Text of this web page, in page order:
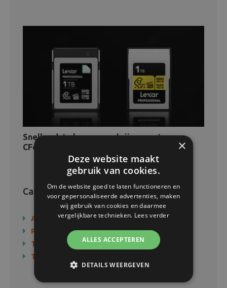
Sneller data lezen en schrijven met
CFexpress-geheugenkaarten
Categorieën
Actie
Producten
Technologie
Tips & Tricks
×
Deze website maakt
gebruik van cookies.
Om de website goed te laten functioneren en
voor gepersonaliseerde advertenties, maken
wij gebruik van cookies en daarmee
vergelijkbare technieken. Lees verder
ALLES ACCEPTEREN
DETAILS WEERGEVEN